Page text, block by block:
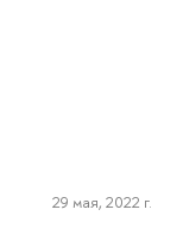
29 мая, 2022 г.